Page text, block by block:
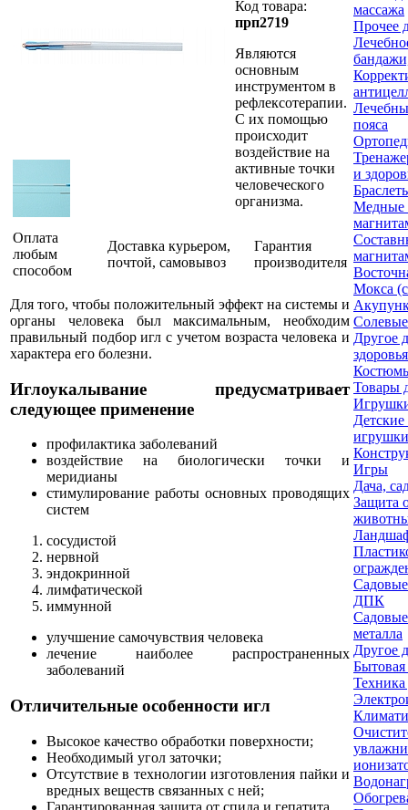
Код товара:
прп2719
Являются
основным
инструментом в
рефлексотерапии.
С их помощью
происходит
воздействие на
активные точки
человеческого
организма.
Оплата
любым
способом
Доставка курьером,
почтой, самовывоз
Гарантия
производителя
Для того, чтобы положительный эффект на системы и
органы человека был максимальным, необходим
правильный подбор игл с учетом возраста человека и
характера его болезни.
Иглоукалывание предусматривает
следующее применение
профилактика заболеваний
воздействие на биологически точки и
меридианы
стимулирование работы основных проводящих
систем
сосудистой
нервной
эндокринной
лимфатической
иммунной
улучшение самочувствия человека
лечение наиболее распространенных
заболеваний
Отличительные особенности игл
Высокое качество обработки поверхности;
Необходимый угол заточки;
Отсутствие в технологии изготовления пайки и
вредных веществ связанных с ней;
Гарантированная защита от спида и гепатита.
массажа
Прочее
пояса
и
Медные
Мокса
Другое
здоровья
Товары
игрушки
Игры
Дача,
Защита
ДПК
металла
Другое
Бытовая